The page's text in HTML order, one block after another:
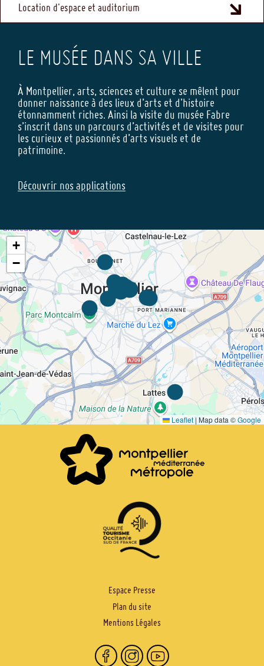
Location d'espace et auditorium
LE MUSÉE DANS SA VILLE
À Montpellier, arts, sciences et culture se mêlent pour
donner naissance à des lieux d’arts et d’histoire
étonnamment riches. Ainsi la visite du musée Fabre
s’inscrit dans un parcours d’activités et de visites pour
les curieux et passionnés d’arts visuels et de
patrimoine.
Découvrir nos applications
+
−
Leaflet | Map data ©Google
Espace Presse
Plan du site
Mentions Légales